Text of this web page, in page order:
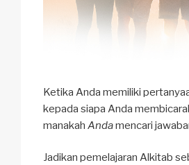
Ketika Anda memiliki
kepada siapa Anda
manakah Andamencari
Jadikan pemelajaran Alkitab